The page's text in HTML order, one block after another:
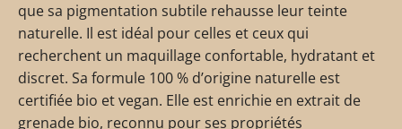
que sa pigmentation subtile rehausse leur teinte
naturelle. Il est idéal pour celles et ceux qui
recherchent un maquillage confortable, hydratant et
discret. Sa formule 100 % d’origine naturelle est
certifiée bio et vegan. Elle est enrichie en extrait de
grenade bio, reconnu pour ses propriétés